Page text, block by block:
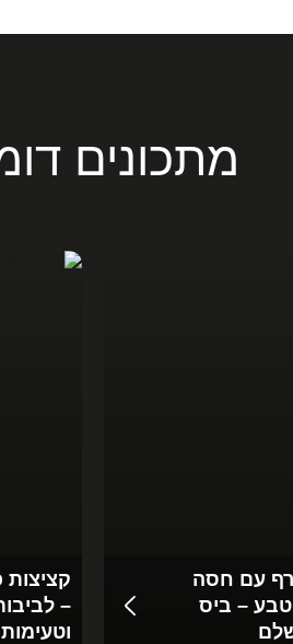
מתכונים
עם חסה
– ביס
קציצות
–